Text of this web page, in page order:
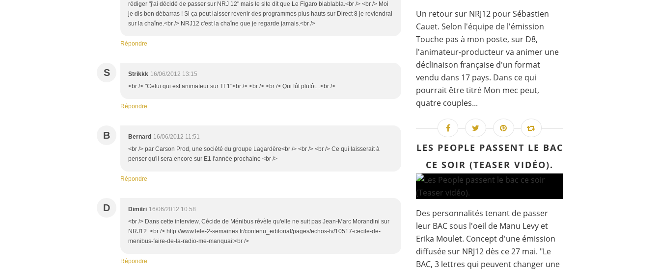
rédiger "j'ai décidé de passer sur NRJ 12" mais le site dit que Le Figaro blablabla.<br /> <br /> Moi
je dis bon débarras ! Si ça peut laisser revenir des programmes plus hauts sur Direct 8 je reviendrai
sur la chaîne.<br /> NRJ12 c'est la chaîne que je regarde jamais.<br />
Répondre
S Strikkk 16/06/2012 13:15
<br /> "Celui qui est animateur sur TF1"<br /> <br /> <br /> Qui fût plutôt...<br />
Répondre
B Bernard 16/06/2012 11:51
<br /> par Carson Prod, une société ­du groupe ­Lagardère<br /> <br /> <br /> Ce qui laisserait à
penser qu'il sera encore sur E1 l'année prochaine <br />
Répondre
D Dimitri 16/06/2012 10:58
<br /> Dans cette interview, Cécide de Ménibus révèle qu'elle ne suit pas Jean-Marc Morandini sur
NRJ12 :<br /> http://www.tele-2-semaines.fr/contenu_editorial/pages/echos-tv/10517-cecile-de-
menibus-faire-de-la-radio-me-manquait<br />
Répondre
Un retour sur NRJ12 pour Sébastien
Cauet. Selon l'équipe de l'émission
Touche pas à mon poste, sur D8,
l'animateur-producteur va animer une
déclinaison française d'un format
vendu dans 17 pays. Dans ce qui
pourrait être titré Mon mec peut,
quatre couples...
LES PEOPLE PASSENT LE BAC
CE SOIR (TEASER VIDÉO).
Des personnalités tenant de passer
leur BAC sous l'oeil de Manu Levy et
Erika Moulet. Concept d'une émission
diffusée sur NRJ12 dès ce 27 mai. "Le
BAC, 3 lettres qui peuvent changer une